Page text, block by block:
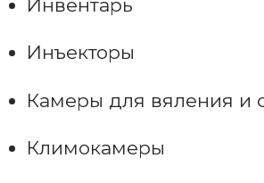
Инвентарь
Инъекторы
Камеры для вяления и
Климокамеры